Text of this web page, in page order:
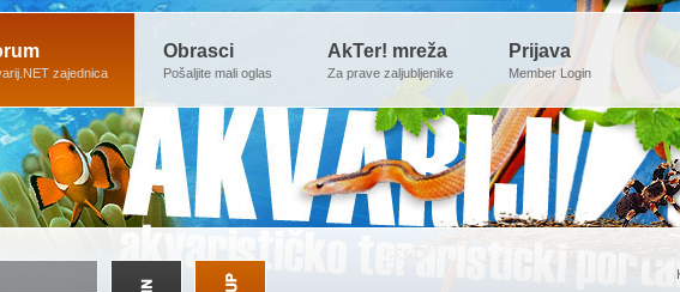
zajednica
Obrasci
Pošaljite mali oglas
AkTer! mreža
Za prave zaljubljenike
Prijava
Member Login